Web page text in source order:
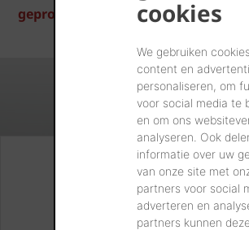
cookies
We gebruiken
content en
personaliseren, om
voor social media te
en om ons
analyseren. Ook
informatie over uw
van onze site met
partners voor social
adverteren en
partners kunnen
geproduceerd.
Nog vragen?
advies